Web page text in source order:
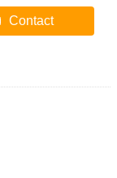
Contact